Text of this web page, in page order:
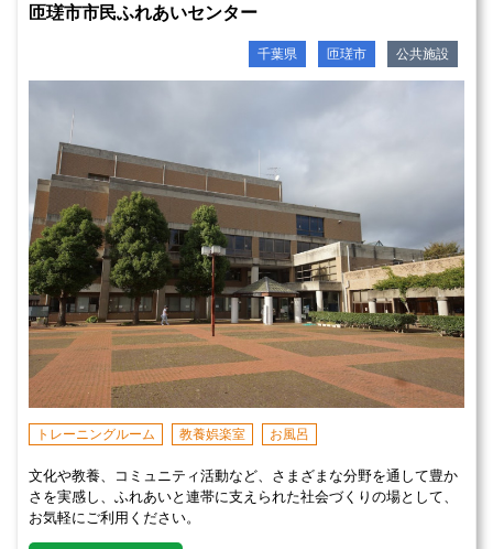
匝瑳市市民ふれあいセンター
千葉県 匝瑳市 公共施設
トレーニングルーム 教養娯楽室 お風呂
文化や教養、コミュニティ活動など、さまざまな分野を通して豊か
さを実感し、ふれあいと連帯に支えられた社会づくりの場として、
お気軽にご利用ください。